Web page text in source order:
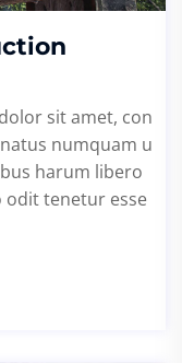
sit amet, con
numquam u
harum libero
odit tenetur esse